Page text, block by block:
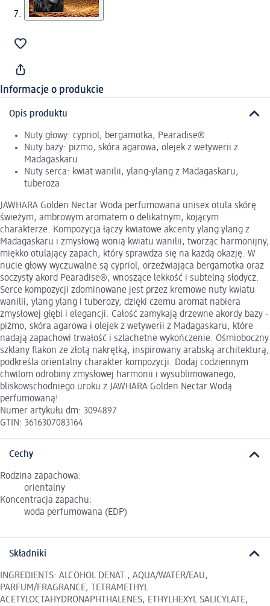
Informacje o produkcie
Opis produktu
Nuty głowy: cypriol, bergamotka, Pearadise®
Nuty bazy: piżmo, skóra agarowa, olejek z wetywerii z
Madagaskaru
Nuty serca: kwiat wanilii, ylang-ylang z Madagaskaru,
tuberoza
JAWHARA Golden Nectar Woda perfumowana unisex otula skórę
świeżym, ambrowym aromatem o delikatnym, kojącym
charakterze. Kompozycja łączy kwiatowe akcenty ylang ylang z
Madagaskaru i zmysłową wonią kwiatu wanilii, tworząc harmonijny,
miękko otulający zapach, który sprawdza się na każdą okazję. W
nucie głowy wyczuwalne są cypriol, orzeźwiająca bergamotka oraz
soczysty akord Pearadise®, wnoszące lekkość i subtelną słodycz.
Serce kompozycji zdominowane jest przez kremowe nuty kwiatu
wanilii, ylang ylang i tuberozy, dzięki czemu aromat nabiera
zmysłowej głębi i elegancji. Całość zamykają drzewne akordy bazy -
piżmo, skóra agarowa i olejek z wetywerii z Madagaskaru, które
nadają zapachowi trwałość i szlachetne wykończenie. Ośmioboczny
szklany flakon ze złotą nakrętką, inspirowany arabską architekturą,
podkreśla orientalny charakter kompozycji. Dodaj codziennym
chwilom odrobiny zmysłowej harmonii i wysublimowanego,
bliskowschodniego uroku z JAWHARA Golden Nectar Wodą
perfumowaną!
Numer artykułu dm: 3094897
GTIN: 3616307083164
Cechy
Rodzina zapachowa:
orientalny
Koncentracja zapachu:
woda perfumowana (EDP)
Składniki
INGREDIENTS: ALCOHOL DENAT., AQUA/WATER/EAU,
PARFUM/FRAGRANCE, TETRAMETHYL
ACETYLOCTAHYDRONAPHTHALENES, ETHYLHEXYL SALICYLATE,